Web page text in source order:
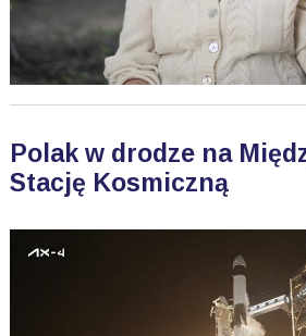
Polak w drodze na
Stację Kosmiczną